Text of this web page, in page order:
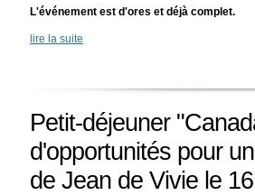
L'événement est d'ores et déjà complet.
lire la suite
Petit-déjeuner
d'opportunités pour
de Jean de Vivie le